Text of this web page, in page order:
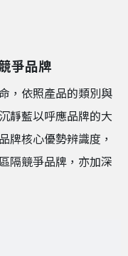
爭品牌
，依照產品的類別與
靜藍以呼應品牌的大
牌核心優勢辨識度，
隔競爭品牌，亦加深